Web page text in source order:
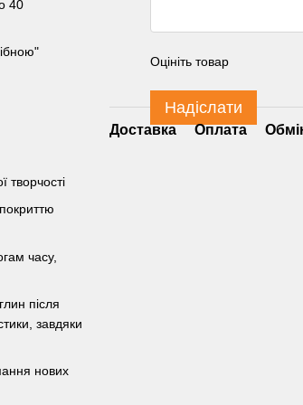
40
творчості
часу,
після
завдяки
нових
Оцініть товар
Надіслати
Доставка Оплата